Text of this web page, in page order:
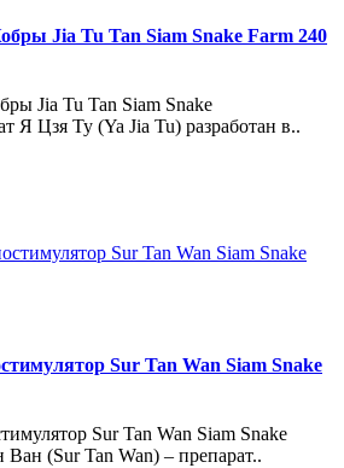
Jia Tu Tan Siam Snake Farm 240
Jia Tu Tan Siam Snake
Я Цзя Ту (Ya Jia Tu) разработан в..
Sur Tan Wan Siam Snake
Sur Tan Wan Siam Snake
(Sur Tan Wan) – препарат..